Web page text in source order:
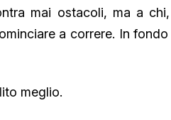
mai ostacoli, ma a
a correre. In
meglio.